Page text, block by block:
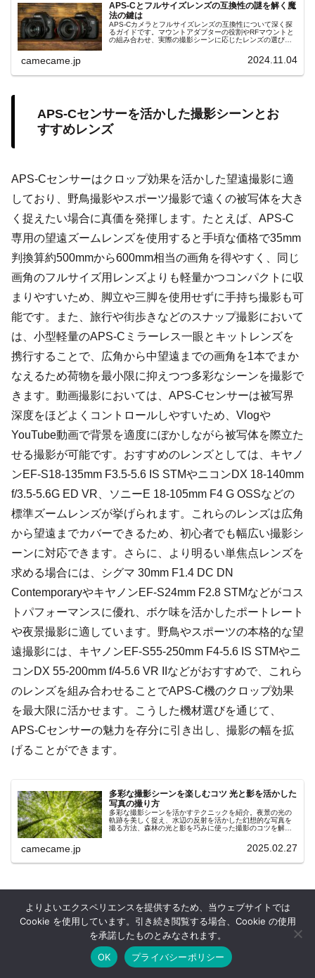
APS-Cとフルサイズレンズの互換性の謎を解く魔
法の鍵は
APS-Cカメラとフルサイズレンズの互換性について深く探
るガイドです。マウントアダプターの役割やRFマウントと
の組み合わせ、実際の撮影シーンに応じたレンズの選び方
camecame.jp 2024.11.04
APS-Cセンサーを活かした撮影シーンとお
すすめレンズ
APS-Cセンサーはクロップ効果を活かした望遠撮影に適
しており、野鳥撮影やスポーツ撮影で遠くの被写体を大き
く捉えたい場合に真価を発揮します。たとえば、APS-C
専用の望遠ズームレンズを使用すると手頃な価格で35mm
判換算約500mmから600mm相当の画角を得やすく、同じ
画角のフルサイズ用レンズよりも軽量かつコンパクトに収
まりやすいため、脚立や三脚を使用せずに手持ち撮影も可
能です。また、旅行や街歩きなどのスナップ撮影において
は、小型軽量のAPS-Cミラーレス一眼とキットレンズを
携行することで、広角から中望遠までの画角を1本でまか
なえるため荷物を最小限に抑えつつ多彩なシーンを撮影で
きます。動画撮影においては、APS-Cセンサーは被写界
深度をほどよくコントロールしやすいため、Vlogや
YouTube動画で背景を適度にぼかしながら被写体を際立た
せる撮影が可能です。おすすめのレンズとしては、キヤノ
ンEF-S18-135mm F3.5-5.6 IS STMやニコンDX 18-140mm
f/3.5-5.6G ED VR、ソニーE 18-105mm F4 G OSSなどの
標準ズームレンズが挙げられます。これらのレンズは広角
から望遠までカバーできるため、初心者でも幅広い撮影シ
ーンに対応できます。さらに、より明るい単焦点レンズを
求める場合には、シグマ 30mm F1.4 DC DN
ContemporaryやキヤノンEF-S24mm F2.8 STMなどがコス
トパフォーマンスに優れ、ボケ味を活かしたポートレート
や夜景撮影に適しています。野鳥やスポーツの本格的な望
遠撮影には、キヤノンEF-S55-250mm F4-5.6 IS STMやニ
コンDX 55-200mm f/4-5.6 VR IIなどがおすすめで、これら
のレンズを組み合わせることでAPS-C機のクロップ効果
を最大限に活かせます。こうした機材選びを通じて、
APS-Cセンサーの魅力を存分に引き出し、撮影の幅を拡
げることができます。
多彩な撮影シーンを楽しむコツ 光と影を活かした
写真の撮り方
多彩な撮影シーンを活かすテクニックを紹介。夜景の光の
軌跡を美しく捉え、水辺の反射を活かした幻想的な写真を
撮る方法、森林の光と影を巧みに使った撮影のコツを解
camecame.jp 2025.02.27
まとめ
APS-Cセンサーはフルサイズより小さいイメージセンサ
ーだが、小型軽量のカメラボディとレンズを実現しやす
シェア 目次へ トップ
よりよいエクスペリエンスを提供するため、当ウェブサイトでは
Cookie を使用しています。引き続き閲覧する場合、Cookie の使用
を承諾したものとみなされます。
OK
プライバシーポリシー